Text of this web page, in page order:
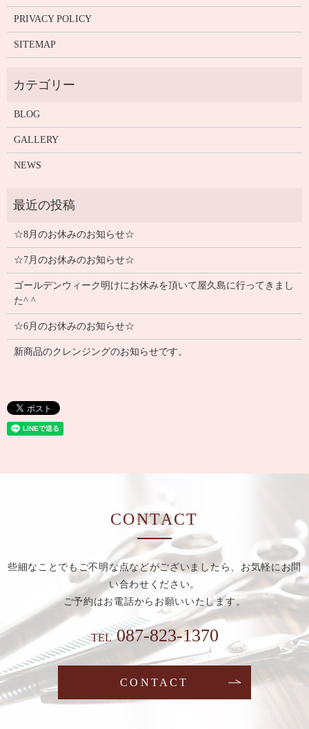
PRIVACY POLICY
SITEMAP
BLOG
GALLERY
NEWS
☆8月のお休みのお知らせ☆
☆7月のお休みのお知らせ☆
ゴールデンウィーク明けにお休みを頂いて屋久島に行ってきまし
た^ ^
☆6月のお休みのお知らせ☆
新商品のクレンジングのお知らせです。
CONTACT
些細なことでもご不明な点などがございましたら、お気軽にお問
い合わせください。
ご予約はお電話からお願いいたします。
TEL 087-823-1370
CONTACT